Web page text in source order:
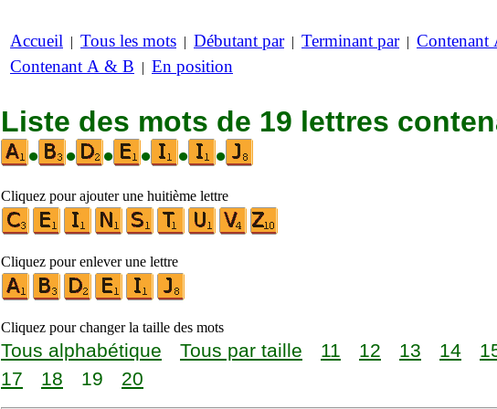
Accueil | Tous les mots | Débutant par| Terminant par| Contenant
Contenant A & B | En position
Liste des mots de 19 lettres
•
• • • • •
Cliquez pour ajouter une huitième lettre
Cliquez pour enlever une lettre
Cliquez pour changer la taille des mots
Tous alphabétique Tous par taille 11 12 13 14
17
18 19 20